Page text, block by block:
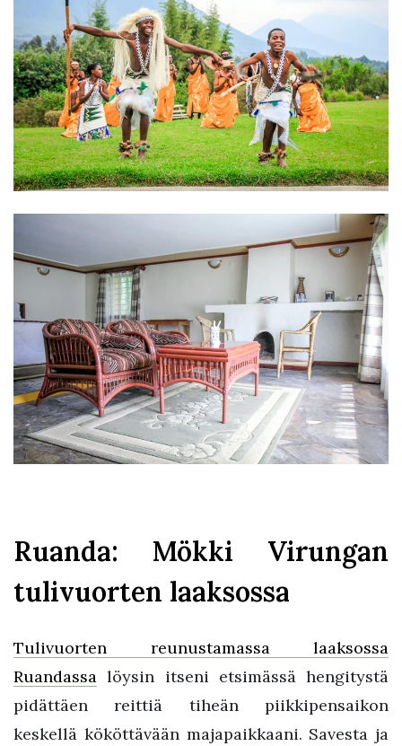
Ruanda: Mökki Virungan
tulivuorten laaksossa
Tulivuorten reunustamassa laaksossa
Ruandassa löysin itseni etsimässä hengitystä
pidättäen reittiä tiheän piikkipensaikon
keskellä kököttävään majapaikkaani. Savesta ja